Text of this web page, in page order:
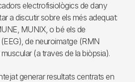
electrofisiològics de dany
a discutir sobre els més adequat:
MUNIX, o bé els de
de neuroimatge (RMN
(a traves de la biòpsia).
generar resultats centrats en